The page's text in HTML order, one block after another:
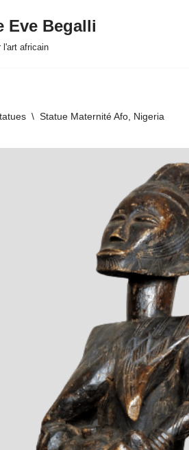
Eve Begalli
l'art africain
\ Statue Maternité Afo, Nigeria